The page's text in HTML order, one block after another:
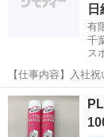
有
千
ス
【仕事内容】入社
行直帰OK ・一部車
週払いOK、現金手
アルバイト・パー